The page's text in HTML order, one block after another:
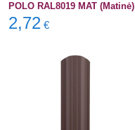
POLO RAL8019 MAT (Matinė)
2,72 €